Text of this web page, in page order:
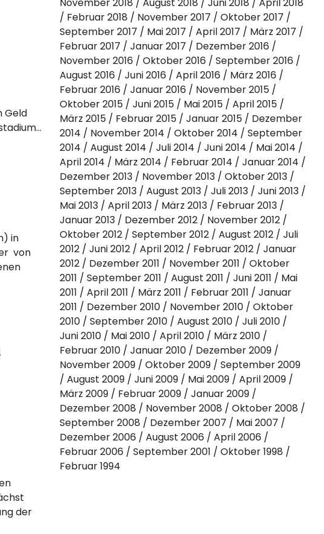
Geld
in
von
der
Februar 2018
November 2017
Oktober 2017
September 2017
Mai 2017 April 2017
März 2017
Februar 2017
Januar 2017
Dezember 2016
November 2016
Oktober 2016
September 2016
August 2016
Juni 2016 April 2016
März 2016
Februar 2016
Januar 2016
November 2015
Oktober 2015
Juni 2015 Mai 2015
April 2015
März 2015
Februar 2015 Januar 2015
Dezember
2014
November 2014 Oktober 2014
September
2014
August 2014 Juli 2014 Juni 2014
Mai 2014
April 2014
März 2014 Februar 2014
Januar 2014
Dezember 2013
November 2013
Oktober 2013
September 2013
August 2013 Juli 2013
Juni 2013
Mai 2013
April 2013 März 2013
Februar 2013
Januar 2013
Dezember 2012
November 2012
Oktober 2012
September 2012 August 2012
Juli
2012
Juni 2012 April 2012 Februar 2012
Januar
2012
Dezember 2011 November 2011
Oktober
2011
September 2011 August 2011 Juni 2011
Mai
2011
April 2011 März 2011 Februar 2011
Januar
2011
Dezember 2010 November 2010
Oktober
2010
September 2010 August 2010
Juli 2010
Juni 2010
Mai 2010 April 2010
März 2010
Februar 2010
Januar 2010
Dezember 2009
November 2009
Oktober 2009
September 2009
August 2009
Juni 2009 Mai 2009
April 2009
März 2009
Februar 2009
Januar 2009
Dezember 2008
November 2008
Oktober 2008
September 2008
Dezember 2007
Mai 2007
Dezember 2006
August 2006
April 2006
Februar 2006
September 2001
Oktober 1998
Februar 1994